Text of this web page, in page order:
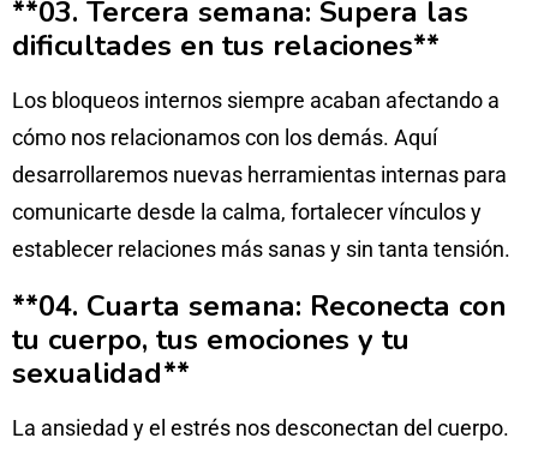
**03. Tercera semana: Supera las
dificultades en tus relaciones**
Los bloqueos internos siempre acaban afectando a
cómo nos relacionamos con los demás. Aquí
desarrollaremos nuevas herramientas internas para
comunicarte desde la calma, fortalecer vínculos y
establecer relaciones más sanas y sin tanta tensión.
**04. Cuarta semana: Reconecta con
tu cuerpo, tus emociones y tu
sexualidad**
La ansiedad y el estrés nos desconectan del cuerpo.